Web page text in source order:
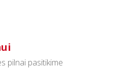
pilnai pasitikime